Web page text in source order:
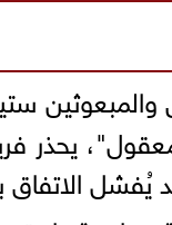
يحذر
الاتفاق